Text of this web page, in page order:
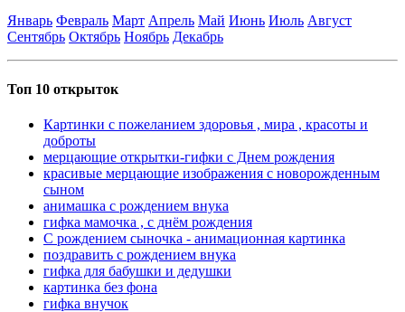
Январь Февраль Март Апрель Май Июнь Июль Август
Сентябрь Октябрь Ноябрь Декабрь
Топ 10 открыток
Картинки с пожеланием здоровья , мира , красоты и
доброты
мерцающие открытки-гифки с Днем рождения
красивые мерцающие изображения с новорожденным
сыном
анимашка с рождением внука
гифка мамочка , с днём рождения
С рождением сыночка - анимационная картинка
поздравить с рождением внука
гифка для бабушки и дедушки
картинка без фона
гифка внучок